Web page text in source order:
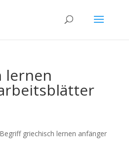
lernen
griechisch lernen anfänger